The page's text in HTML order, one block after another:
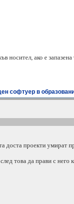
носител, ако е
софтуер в
доста проекти умират
това да прави с него